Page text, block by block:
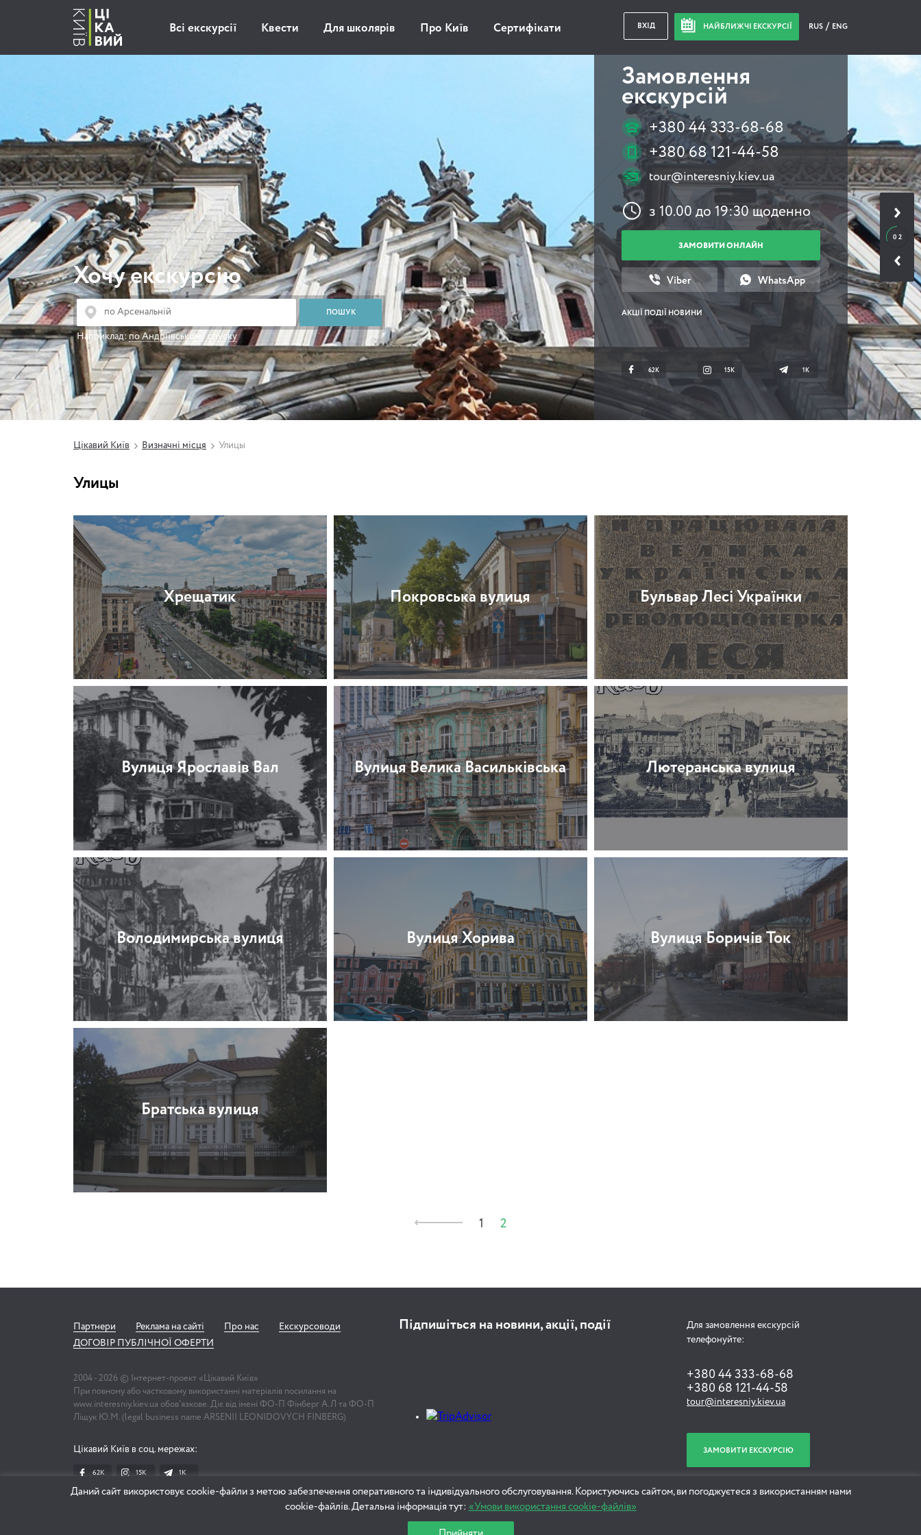
Всі екскурсії Квести Для школярів Про Київ Сертифікати ВХІД НАЙБЛИЖЧІ ЕКСКУРСІЇ RUS ENG
0 2
Хочу екскурсію
Наприклад:по Андріївському спуску
Замовлення
екскурсій
+380 44 333-68-68
+380 68 121-44-58
tour@interesniy.kiev.ua
з 10.00 до 19:30 щоденно
ЗАМОВИТИ ОНЛАЙН
Viber WhatsApp
АКЦІЇ ПОДІЇ НОВИНИ
62K 15K 1К
Цікавий Київ Визначні місця Улицы
Улицы
Хрещатик Покровська вулиця Бульвар Лесі Українки
Вулиця Ярославів Вал Вулиця Велика Васильківська Лютеранська вулиця
Володимирська вулиця Вулиця Хорива Вулиця Боричів Ток
Братська вулиця
1 2
Партнери Реклама на сайті Про нас
Екскурсоводи
ДОГОВІР ПУБЛІЧНОЇ ОФЕРТИ
2004 - 2026 © Інтернет-проект «Цікавий Київ»
При повному або частковому використанні матеріалів посилання на
www.interesniy.kiev.ua обов'язкове. Діє від імені ФО-П Фінберг А.Л та ФО-П
Ліщук Ю.М. (legal business name ARSENII LEONIDOVYCH FINBERG)
Цікавий Київ в соц. мережах:
62K 15K 1К
Підпишіться на новини, акції, події
Для замовлення екскурсій
телефонуйте:
+380 44 333-68-68
+380 68 121-44-58
tour@interesniy.kiev.ua
ЗАМОВИТИ ЕКСКУРСІЮ
Даний сайт використовує cookie-файли з метою забезпечення оперативного та індивідуального обслуговування. Користуючись сайтом, ви погоджуєтеся з використанням нами
cookie-файлів. Детальна інформація тут: «Умови використання cookie-файлів»